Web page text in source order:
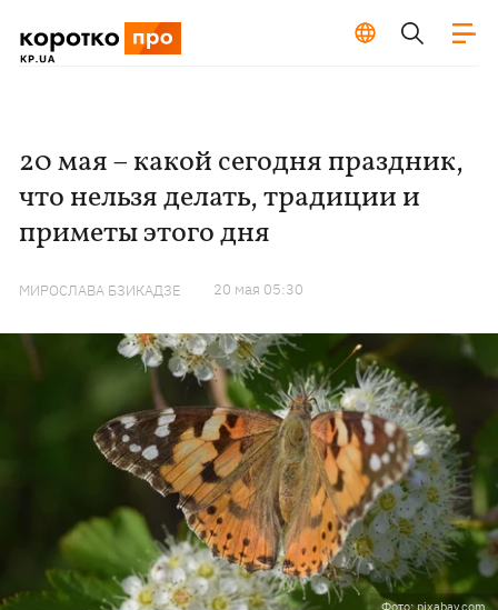
20 мая – какой сегодня праздник,
что нельзя делать, традиции и
приметы этого дня
МИРОСЛАВА БЗИКАДЗЕ 20 мая 05:30
Фото: pixabay.com